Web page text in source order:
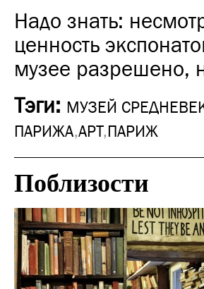
Надо знать:
ценность
музее разрешено,
Тэги: МУЗЕЙ
ПАРИЖА,АРТ,ПАРИЖ
Поблизости